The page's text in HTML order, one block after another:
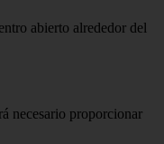
abierto alrededor del
necesario proporcionar